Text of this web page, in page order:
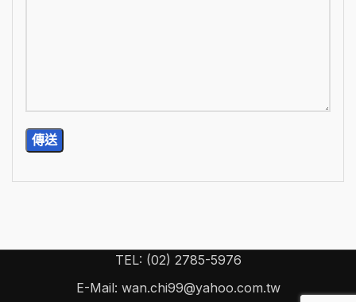
TEL: (02) 2785-5976
E-Mail: wan.chi99@yahoo.com.tw